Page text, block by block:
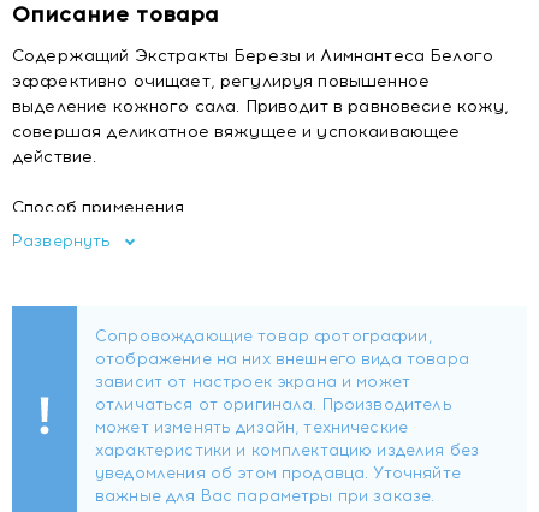
Описание товара
Содержащий Экстракты Березы и Лимнантеса Белого
эффективно очищает, регулируя повышенное
выделение кожного сала. Приводит в равновесие кожу,
совершая деликатное вяжущее и успокаивающее
действие.
Способ применения
Нанести на мокрые волосы, массировать, после чего
pH, кислотно-
щелочной
5.0
Активные
компоненты
Масло оливы европейской, Масло какао,
Масло пенника лугового, Экстракт
березовой коры, Экстракт кораллины
(экстракт кораллов), Экстракт красных
водорослей
Развернуть